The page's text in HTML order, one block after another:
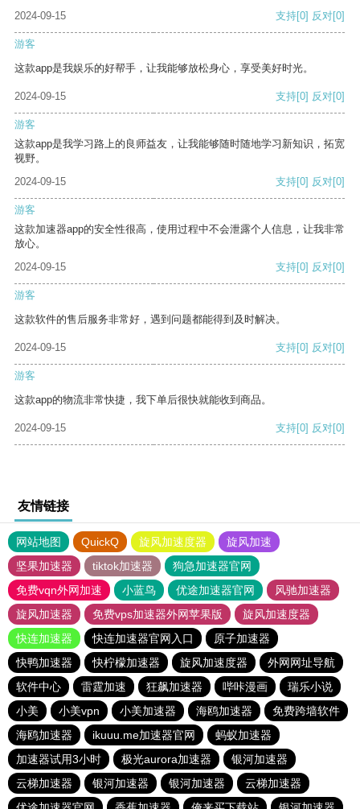
2024-09-15
支持[0] 反对[0]
游客
这款app是我娱乐的好帮手，让我能够放松身心，享受美好时光。
2024-09-15 支持[0] 反对[0]
游客
这款app是我学习路上的良师益友，让我能够随时随地学习新知识，拓宽
视野。
2024-09-15
支持[0] 反对[0]
游客
这款加速器app的安全性很高，使用过程中不会泄露个人信息，让我非常
放心。
2024-09-15
支持[0] 反对[0]
游客
这款软件的售后服务非常好，遇到问题都能得到及时解决。
2024-09-15 支持[0] 反对[0]
游客
这款app的物流非常快捷，我下单后很快就能收到商品。
2024-09-15 支持[0] 反对[0]
友情链接
网站地图 QuickQ 旋风加速度器
旋风加速
坚果加速器
tiktok加速器
狗急加速器官网
免费vqn外网加速
小蓝鸟 优途加速器官网
风驰加速器
旋风加速器
免费vps加速器外网苹果版
旋风加速度器
快连加速器
快连加速器官网入口
原子加速器
快鸭加速器
快柠檬加速器 旋风加速度器
外网网址导航
软件中心
雷霆加速 狂飙加速器 哔咔漫画
瑞乐小说
小美
小美vpn 小美加速器 海鸥加速器
免费跨墙软件
海鸥加速器
ikuuu.me加速器官网
蚂蚁加速器
加速器试用3小时
极光aurora加速器
银河加速器
云梯加速器
银河加速器 银河加速器
云梯加速器